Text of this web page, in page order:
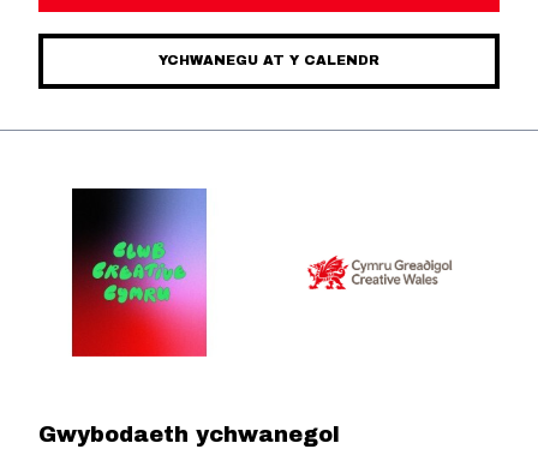
YCHWANEGU AT Y CALENDR
Gwybodaeth ychwanegol